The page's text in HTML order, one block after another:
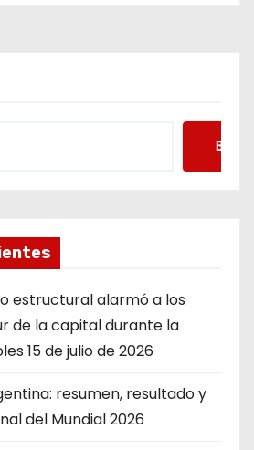
estructural alarmó a los
de la capital durante la
15 de julio de 2026
resumen, resultado y
del Mundial 2026